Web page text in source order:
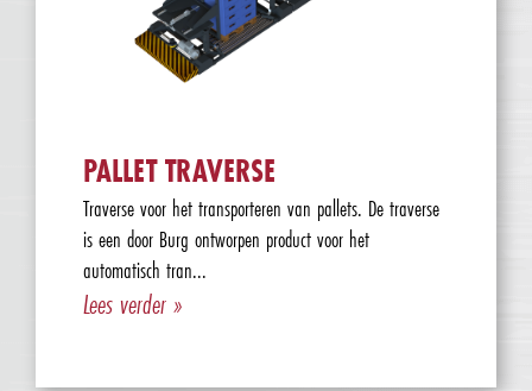
PALLET TRAVERSE
Traverse voor het transporteren van pallets. De traverse
is een door Burg ontworpen product voor het
automatisch tran...
Lees verder »